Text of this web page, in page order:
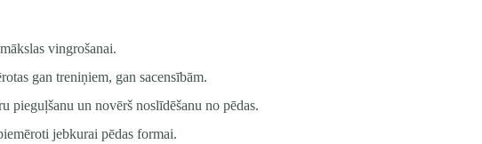
vingrošanai.
gan treniņiem, gan sacensībām.
pieguļšanu un novērš noslīdēšanu no pēdas.
jebkurai pēdas formai.